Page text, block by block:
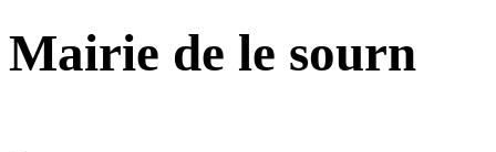
Mairie de le sourn